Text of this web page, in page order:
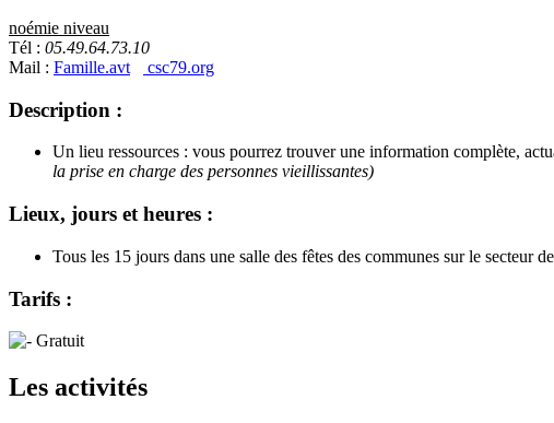
noémie niveau
Tél : 05.49.64.73.10
Mail : Famille.avt csc79.org
Description :
Un lieu ressources : vous pourrez trouver une information complète,
la prise en charge des personnes vieillissantes)
Lieux, jours et heures :
Tous les 15 jours dans une salle des fêtes des communes sur le secteur
Tarifs :
Gratuit
Les activités